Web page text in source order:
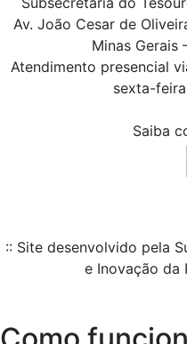
Av. João Cesar de
Minas Gerais
Atendimento presencial
sexta-
Saiba
:: Site desenvolvido pela
e Inovação da